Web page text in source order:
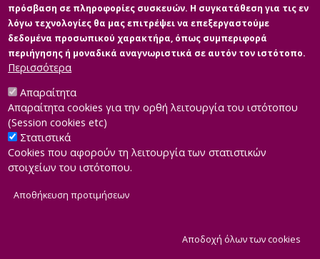
Developed byINTEROPTICS
πρόσβαση σε πληροφορίες συσκευών. Η συγκατάθεση για τις εν
λόγω τεχνολογίες θα μας επιτρέψει να επεξεργαστούμε
δεδομένα προσωπικού χαρακτήρα, όπως συμπεριφορά
περιήγησης ή μοναδικά αναγνωριστικά σε αυτόν τον ιστότοπο.
Περισσότερα
Απαραίτητα
Απαραίτητα cookies για την ορθή λειτουργία του ιστότοπου
(Session cookies etc)
Στατιστικά
Cookies που αφορούν τη λειτουργία των στατιστικών
στοιχείων του ιστότοπου.
Αποθήκευση προτιμήσεων
Αποδοχή όλων των cookies